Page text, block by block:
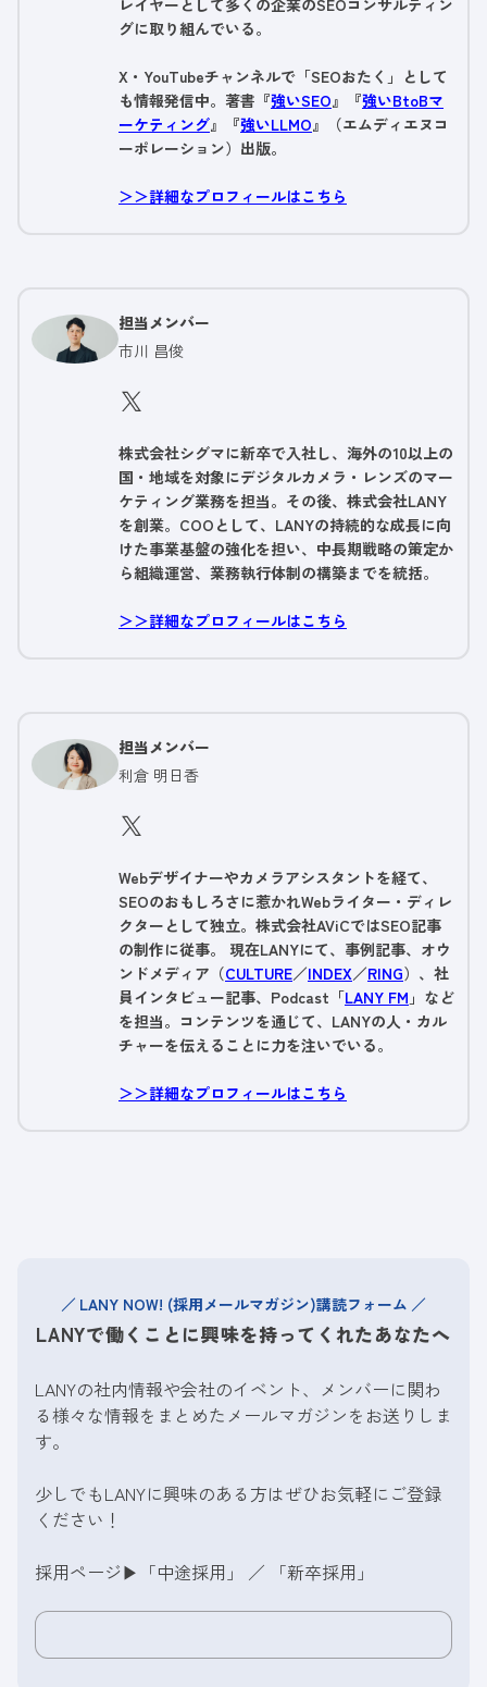
レイヤーとして多くの企業のSEOコンサルティン
グに取り組んでいる。
X・YouTubeチャンネルで「SEOおたく」として
も情報発信中。著書『強いSEO』『強いBtoBマ
ーケティング』『強いLLMO』（エムディエヌコ
ーポレーション）出版。
＞＞詳細なプロフィールはこちら
担当メンバー
市川 昌俊
株式会社シグマに新卒で入社し、海外の10以上の
国・地域を対象にデジタルカメラ・レンズのマー
ケティング業務を担当。その後、株式会社LANY
を創業。COOとして、LANYの持続的な成長に向
けた事業基盤の強化を担い、中長期戦略の策定か
ら組織運営、業務執行体制の構築までを統括。
＞＞詳細なプロフィールはこちら
担当メンバー
利倉 明日香
Webデザイナーやカメラアシスタントを経て、
SEOのおもしろさに惹かれWebライター・ディレ
クターとして独立。株式会社AViCではSEO記事
の制作に従事。 現在LANYにて、事例記事、オウ
ンドメディア（CULTURE／INDEX／RING）、社
員インタビュー記事、Podcast「LANY FM 」など
を担当。コンテンツを通じて、LANYの人・カル
チャーを伝えることに力を注いでいる。
＞＞詳細なプロフィールはこちら
LANY NOW! (採用メールマガジン)講読フォーム
LANYで働くことに興味を持ってくれたあなたへ
LANYの社内情報や会社のイベント、メンバーに関わ
る様々な情報をまとめたメールマガジンをお送りしま
す。
少しでもLANYに興味のある方はぜひお気軽にご登録
ください！
採用ページ▶︎ 「中途採用」 ／ 「新卒採用」